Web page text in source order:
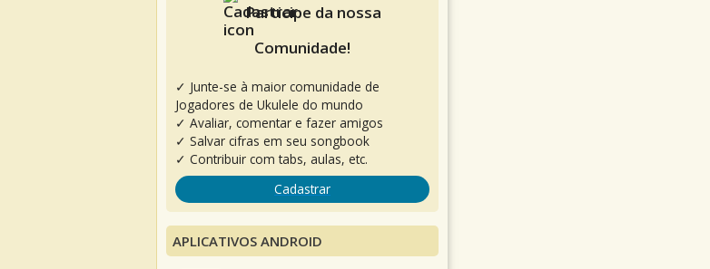
Participe da nossa
Comunidade!
✓ Junte-se à maior comunidade de
Jogadores de Ukulele do mundo
✓ Avaliar, comentar e fazer amigos
✓ Salvar cifras em seu songbook
✓ Contribuir com tabs, aulas, etc.
Cadastrar
APLICATIVOS ANDROID